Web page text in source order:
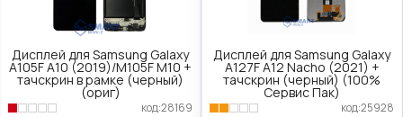
Дисплей для Samsung Galaxy
A105F A10 (2019)/M105F M10 +
тачскрин в рамке (черный)
(ориг)
код:28169
Дисплей для Samsung Galaxy
A127F A12 Nacho (2021) +
тачскрин (черный) (100%
Сервис Пак)
код:25928